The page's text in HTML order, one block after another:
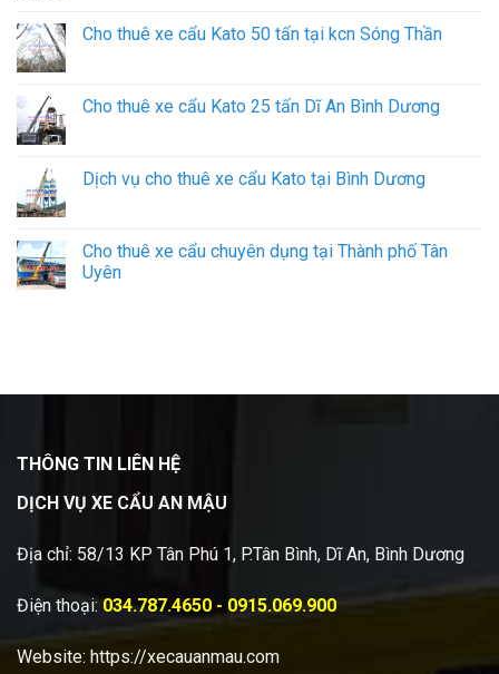
Cho thuê xe cẩu Kato 50 tấn tại kcn Sóng Thần
Cho thuê xe cẩu Kato 25 tấn Dĩ An Bình Dương
Dịch vụ cho thuê xe cẩu Kato tại Bình Dương
Cho thuê xe cẩu chuyên dụng tại Thành phố Tân
Uyên
THÔNG TIN LIÊN HỆ
DỊCH VỤ XE CẨU AN MẬU
Địa chỉ: 58/13 KP Tân Phú 1, P.Tân Bình, Dĩ An, Bình Dương
Điện thoại: 034.787.4650 - 0915.069.900
Website: https://xecauanmau.com